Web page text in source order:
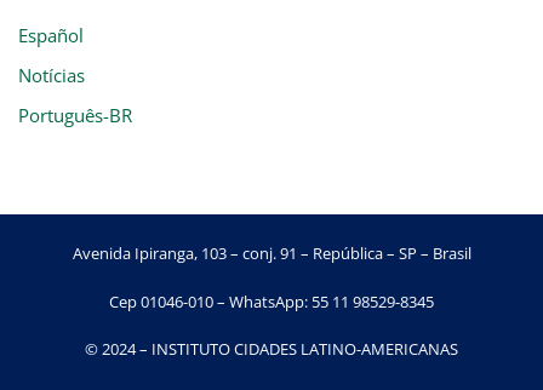
Español
Notícias
Português-BR
Avenida Ipiranga, 103 – conj. 91 – República – SP – Brasil
Cep 01046-010 – WhatsApp: 55 11 98529-8345
© 2024 – INSTITUTO CIDADES LATINO-AMERICANAS